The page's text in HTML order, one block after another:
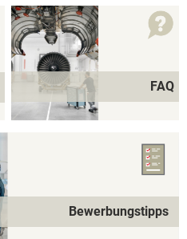
FAQ
Bewerbungstipps